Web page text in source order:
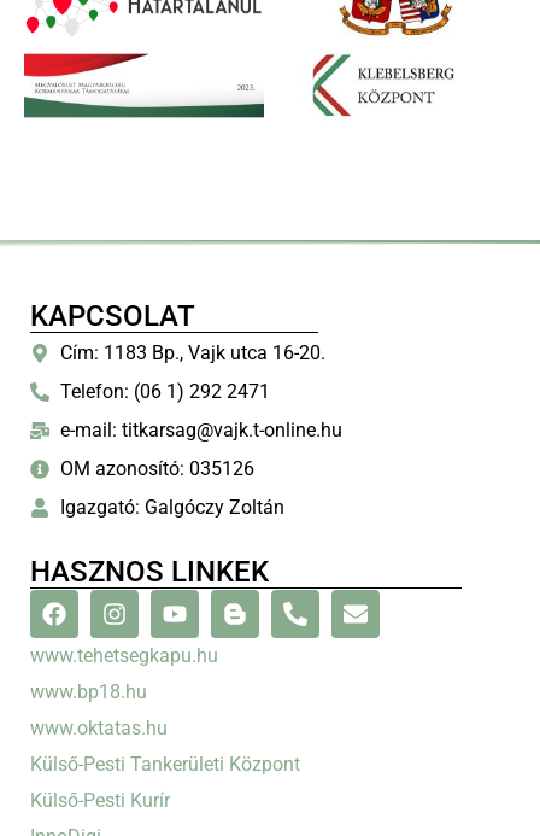
KAPCSOLAT
Cím: 1183 Bp., Vajk utca 16-20.
Telefon: (06 1) 292 2471
e-mail: titkarsag@vajk.t-online.hu
OM azonosító: 035126
Igazgató: Galgóczy Zoltán
HASZNOS LINKEK
www.tehetsegkapu.hu
www.bp18.hu
www.oktatas.hu
Külső-Pesti Tankerületi Központ
Külső-Pesti Kurír